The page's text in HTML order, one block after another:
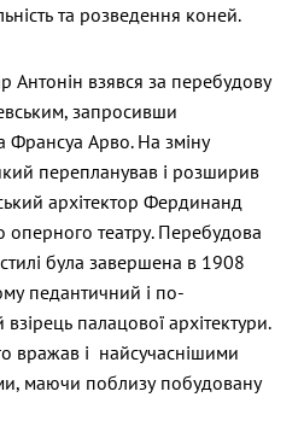
та розведення коней.
Антонін взявся за перебудову
запросивши
Франсуа Арво. На зміну
перепланував і розширив
архітектор Фердинанд
театру. Перебудова
була завершена в 1908
педантичний і по-
палацової архітектури.
вражав і найсучаснішими
маючи поблизу побудовану